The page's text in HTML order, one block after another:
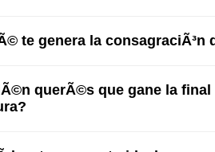
te genera la consagraciÃ³n
querÃ©s que gane la final